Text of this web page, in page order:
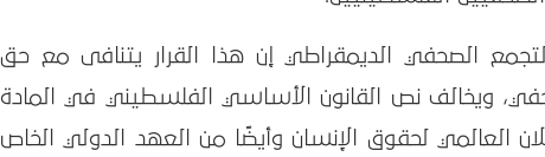
الصحفي الديمقراطي إن هذا القرار يتنافى مع حق
ويخالف نص القانون الأساسي الفلسطيني في المادة
العالمي لحقوق الإنسان وأيضًا من العهد الدولي الخاص